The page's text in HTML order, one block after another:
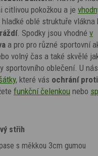
citlivou pokožkou a je
oblé struktuře vlákna
. Spodky jsou vhodné v
a pro pro různé sportovní
volný čas a také skvělé
sportovního oblečení. U
, které vás ochrání
funkční čelenkou nebo
střih
s měkkou 3cm gumou